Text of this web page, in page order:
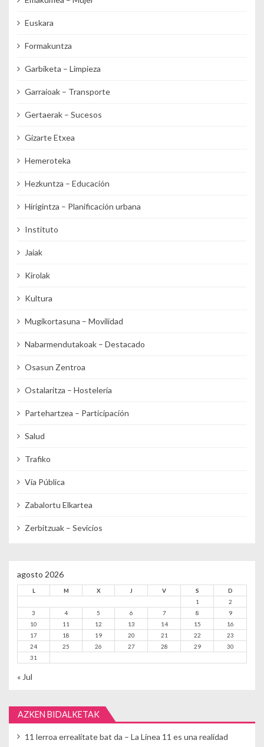
Euskara
Formakuntza
Garbiketa – Limpieza
Garraioak – Transporte
Gertaerak – Sucesos
Gizarte Etxea
Hemeroteka
Hezkuntza – Educación
Hirigintza – Planificación urbana
Instituto
Jaiak
Kirolak
Kultura
Mugikortasuna – Movilidad
Nabarmendutakoak – Destacado
Osasun Zentroa
Ostalaritza – Hostelería
Partehartzea – Participación
Salud
Trafiko
Vía Pública
Zabalortu Elkartea
Zerbitzuak – Sevicios
agosto 2026
L M X J V S
D
1
2
3
4 5 6 7 8
9
10
11 12 13 14 15
16
17
18 19 20 21 22
23
24
25 26 27 28 29
30
31
« Jul
AZKEN BIDALKETAK
11 lerroa errealitate bat da – La Línea 11 es una realidad